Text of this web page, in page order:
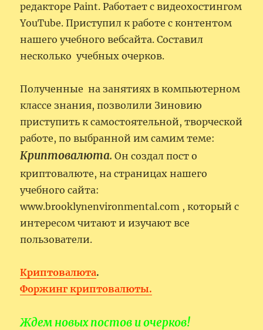
редакторе Paint. Работает с видеохостингом
YouTube. Приступил к работе с контентом
нашего учебного вебсайта. Составил
несколько учебных очерков.
Полученные на занятиях в компьютерном
классе знания, позволили Зиновию
приступить к самостоятельной, творческой
работе, по выбранной им самим теме:
Криптовалюта. Он создал пост о
криптовалюте, на страницах нашего
учебного сайта:
www.brooklynenvironmental.com , который с
интересом читают и изучают все
пользователи.
Криптовалюта.
Форжинг криптовалюты.
Ждем новых постов и очерков!